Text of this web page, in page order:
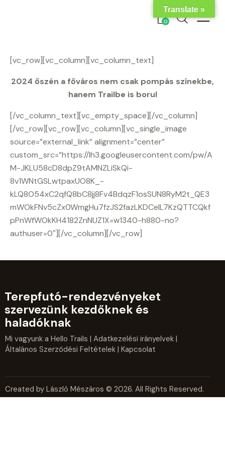
0
[vc_row][vc_column][vc_column_text]
2024 őszén a főváros nem csak pompás színekbe,
hanem Trailbe is borul
[/vc_column_text][vc_empty_space][/vc_column]
[/vc_row][vc_row][vc_column][vc_single_image
source=”external_link” alignment=”center”
custom_src=”https://lh3.googleusercontent.com/pw/A
M-JKLU58cD8dpZ9tAMNZLiSkQi-
8v1WNtGSLwtpaxUO8K_-
kLQ8O54xC2qfQ8bC8jj8Fv4BdqzF1osSUN8RyM2t_QE3
mWOkFNv5cZx0WmgHu7fzJS2fazLKDCeIL7KzQTTCQkf
pPnWfWOkKH4182ZnNUZ1X=w1340-h880-no?
authuser=0″][/vc_column][/vc_row]
Terepfutó-rendezvényeket
szervezünk kezdőknek és
haladóknak
Mi vagyunk a Hello Trails | Adatkezelési irányelvek |
Általános Szerződési Feltételek | Kapcsolat
Created by László Mészáros © 2026. All Rights Reserved.
Translate »